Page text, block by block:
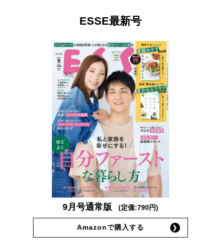
ESSE最新号
9月号通常版 (定価:790円)
Amazonで購入する